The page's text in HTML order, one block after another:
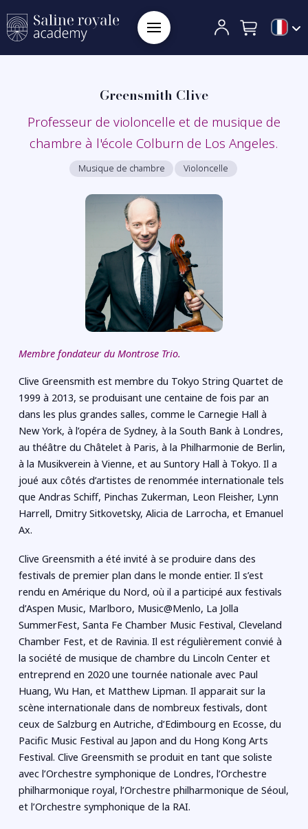
Greensmith Clive
Professeur de violoncelle et de musique de
chambre à l'école Colburn de Los Angeles.
Musique de chambre Violoncelle
Membre fondateur du Montrose Trio.
Clive Greensmith est membre du Tokyo String Quartet de
1999 à 2013, se produisant une centaine de fois par an
dans les plus grandes salles, comme le Carnegie Hall à
New York, à l’opéra de Sydney, à la South Bank à Londres,
au théâtre du Châtelet à Paris, à la Philharmonie de Berlin,
à la Musikverein à Vienne, et au Suntory Hall à Tokyo. Il a
joué aux côtés d’artistes de renommée internationale tels
que Andras Schiff, Pinchas Zukerman, Leon Fleisher, Lynn
Harrell, Dmitry Sitkovetsky, Alicia de Larrocha, et Emanuel
Ax.
Clive Greensmith a été invité à se produire dans des
festivals de premier plan dans le monde entier. Il s’est
rendu en Amérique du Nord, où il a participé aux festivals
d’Aspen Music, Marlboro, Music@Menlo, La Jolla
SummerFest, Santa Fe Chamber Music Festival, Cleveland
Chamber Fest, et de Ravinia. Il est régulièrement convié à
la société de musique de chambre du Lincoln Center et
entreprend en 2020 une tournée nationale avec Paul
Huang, Wu Han, et Matthew Lipman. Il apparait sur la
scène internationale dans de nombreux festivals, dont
ceux de Salzburg en Autriche, d’Edimbourg en Ecosse, du
Pacific Music Festival au Japon and du Hong Kong Arts
Festival. Clive Greensmith se produit en tant que soliste
avec l’Orchestre symphonique de Londres, l’Orchestre
philharmonique royal, l’Orchestre philharmonique de Séoul,
et l’Orchestre symphonique de la RAI.